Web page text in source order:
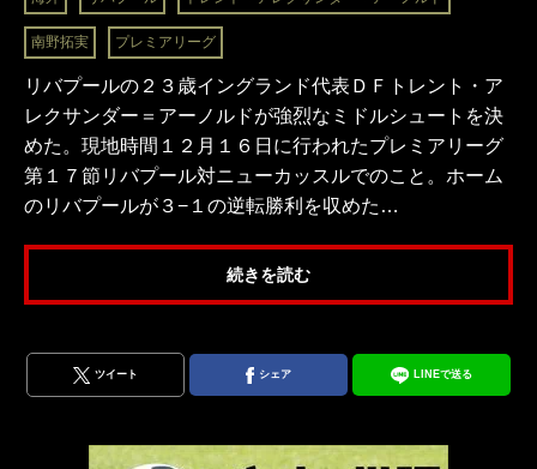
南野拓実 プレミアリーグ
リバプールの２３歳イングランド代表ＤＦトレント・ア
レクサンダー＝アーノルドが強烈なミドルシュートを決
めた。現地時間１２月１６日に行われたプレミアリーグ
第１７節リバプール対ニューカッスルでのこと。ホーム
のリバプールが３−１の逆転勝利を収めた…
続きを読む
ツイート シェア LINEで送る